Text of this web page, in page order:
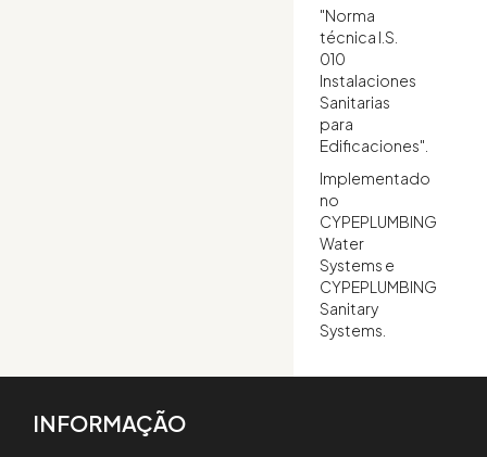
"Norma
técnica I.S.
010
Instalaciones
Sanitarias
para
Edificaciones".
Implementado
no
CYPEPLUMBING
Water
Systems e
CYPEPLUMBING
Sanitary
Systems.
INFORMAÇÃO